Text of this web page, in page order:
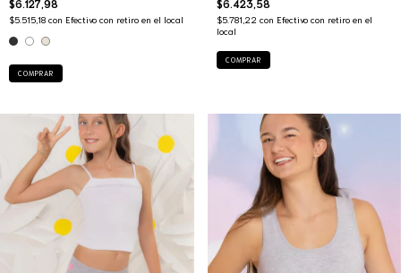
$6.127,98
$5.515,18 con Efectivo con retiro en el local
COMPRAR
$6.423,58
$5.781,22 con Efectivo con retiro en el
local
COMPRAR